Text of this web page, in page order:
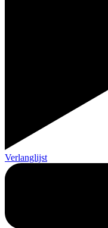
Verlanglijst